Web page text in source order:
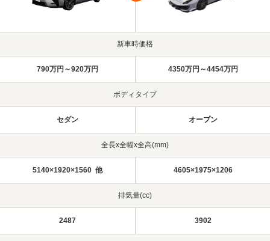
新車時価格
790万円～920万円 4350万円～4454万円
ボディタイプ
セダン オープン
全長x全幅x全高(mm)
5140×1920×1560 他 4605×1975×1206
排気量(cc)
2487 3902